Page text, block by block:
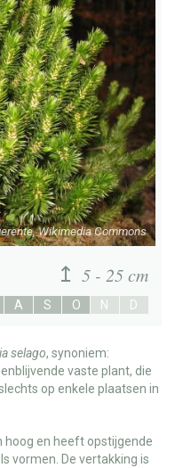
Wikimedia Commons
5 - 25 cm
A S O N D
selago, synoniem:
vaste plant, die
op enkele plaatsen in
hoog en heeft opstijgende
vormen. De vertakking is